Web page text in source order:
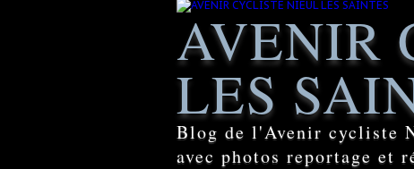
AVENIR
LES
Blog de l'Avenir cycliste
avec photos reportage et